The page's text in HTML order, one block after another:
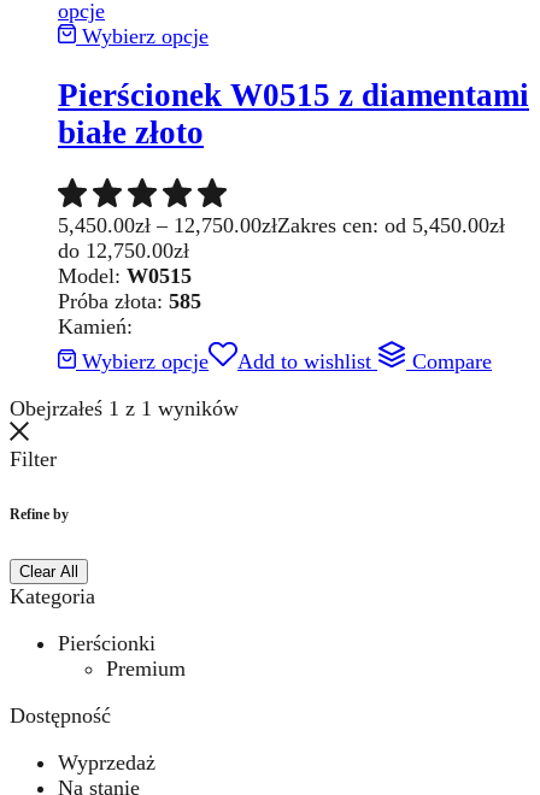
opcje
Wybierz opcje
Pierścionek W0515 z diamentami
białe złoto
5,450.00zł – 12,750.00złZakres cen: od 5,450.00zł
do 12,750.00zł
Model: W0515
Próba złota: 585
Kamień:
Wybierz opcje
Add to wishlist
Compare
Obejrzałeś 1 z 1 wyników
Filter
Refine by
Clear All
Kategoria
Pierścionki
Premium
Dostępność
Wyprzedaż
Na stanie